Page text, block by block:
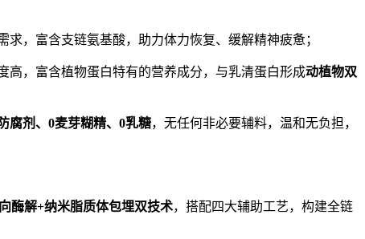
，富含支链氨基酸，助力体力恢复、缓解精神疲惫；
高，富含植物蛋白特有的营养成分，与乳清蛋白形成动植物双
防腐剂、 0麦芽糊精、 0乳糖，无任何非必要辅料，温和无负担，
酶解+纳米脂质体包埋双技术，搭配四大辅助工艺，构建全链